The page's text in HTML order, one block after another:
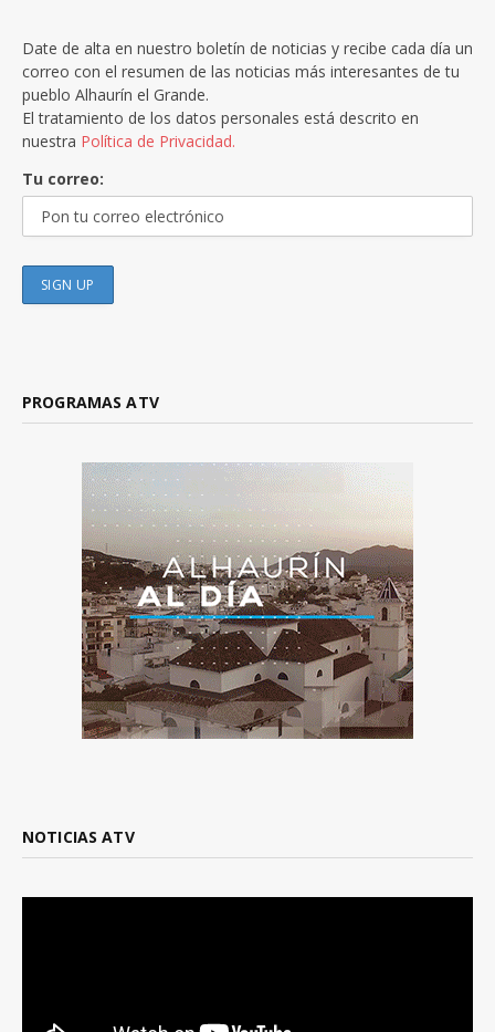
Date de alta en nuestro boletín de noticias y recibe cada día un
correo con el resumen de las noticias más interesantes de tu
pueblo Alhaurín el Grande.
El tratamiento de los datos personales está descrito en
nuestra Política de Privacidad.
Tu correo:
PROGRAMAS ATV
NOTICIAS ATV